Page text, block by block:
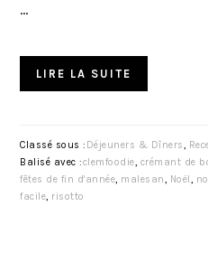
…
LIRE LA SUITE
Classé sous : Déjeuners & Dîners,
Balisé avec :clemfoodie, crémant de
fêtes de fin d'année, malesan, Noël ,
facile, risotto